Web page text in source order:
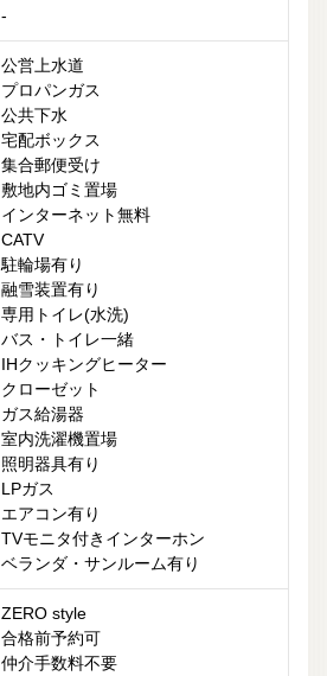
-
公営上水道
プロパンガス
公共下水
宅配ボックス
集合郵便受け
敷地内ゴミ置場
インターネット無料
CATV
駐輪場有り
融雪装置有り
専用トイレ(水洗)
バス・トイレ一緒
IHクッキングヒーター
クローゼット
ガス給湯器
室内洗濯機置場
照明器具有り
LPガス
エアコン有り
TVモニタ付きインターホン
ベランダ・サンルーム有り
ZERO style
合格前予約可
仲介手数料不要